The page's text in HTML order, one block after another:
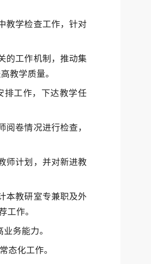
教学检查工作，针对
的工作机制，推动集
教学质量。
排工作，下达教学任
卷情况进行检查，
师计划，并对新进教
本教研室专兼职及外
工作。
务能力。
态化工作。